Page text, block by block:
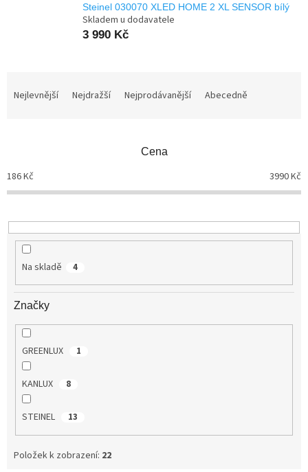
Steinel 030070 XLED HOME 2 XL SENSOR bílý
Skladem u dodavatele
3 990 Kč
p
u
Nejlevnější Nejdražší Nejprodávanější Abecedně
Cena
186Kč 3990Kč
Na skladě 4
Značky
GREENLUX 1
KANLUX 8
STEINEL 13
Položek k zobrazení: 22